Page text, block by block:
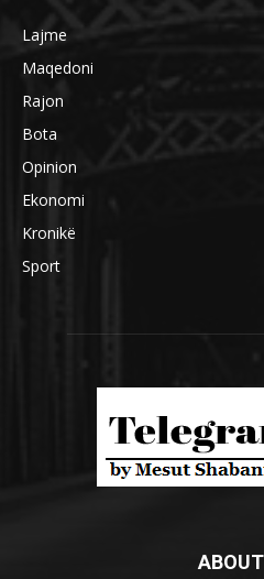
Lajme
Maqedoni
Rajon
Bota
Opinion
Ekonomi
Kronikë
Sport